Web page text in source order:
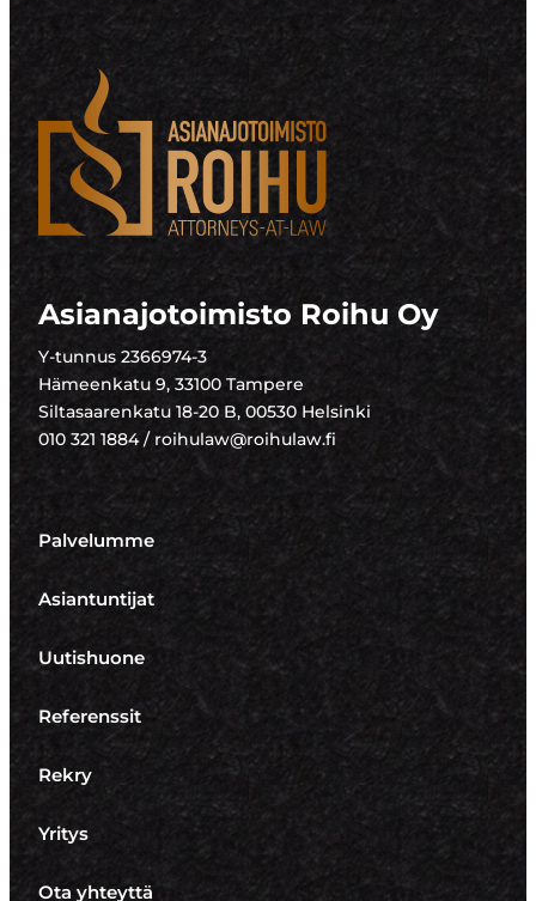
Asianajotoimisto Roihu Oy
Y-tunnus 2366974-3
Hämeenkatu 9, 33100 Tampere
Siltasaarenkatu 18-20 B, 00530 Helsinki
010 321 1884 / roihulaw@roihulaw.fi
Palvelumme
Asiantuntijat
Uutishuone
Referenssit
Rekry
Yritys
Ota yhteyttä